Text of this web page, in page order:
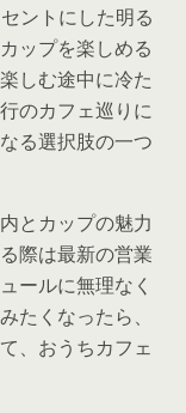
ントにした明る
ップを楽しめる
しむ途中に冷た
のカフェ巡りに
る選択肢の一つ
とカップの魅力
際は最新の営業
ールに無理なく
たくなったら、
、おうちカフェ